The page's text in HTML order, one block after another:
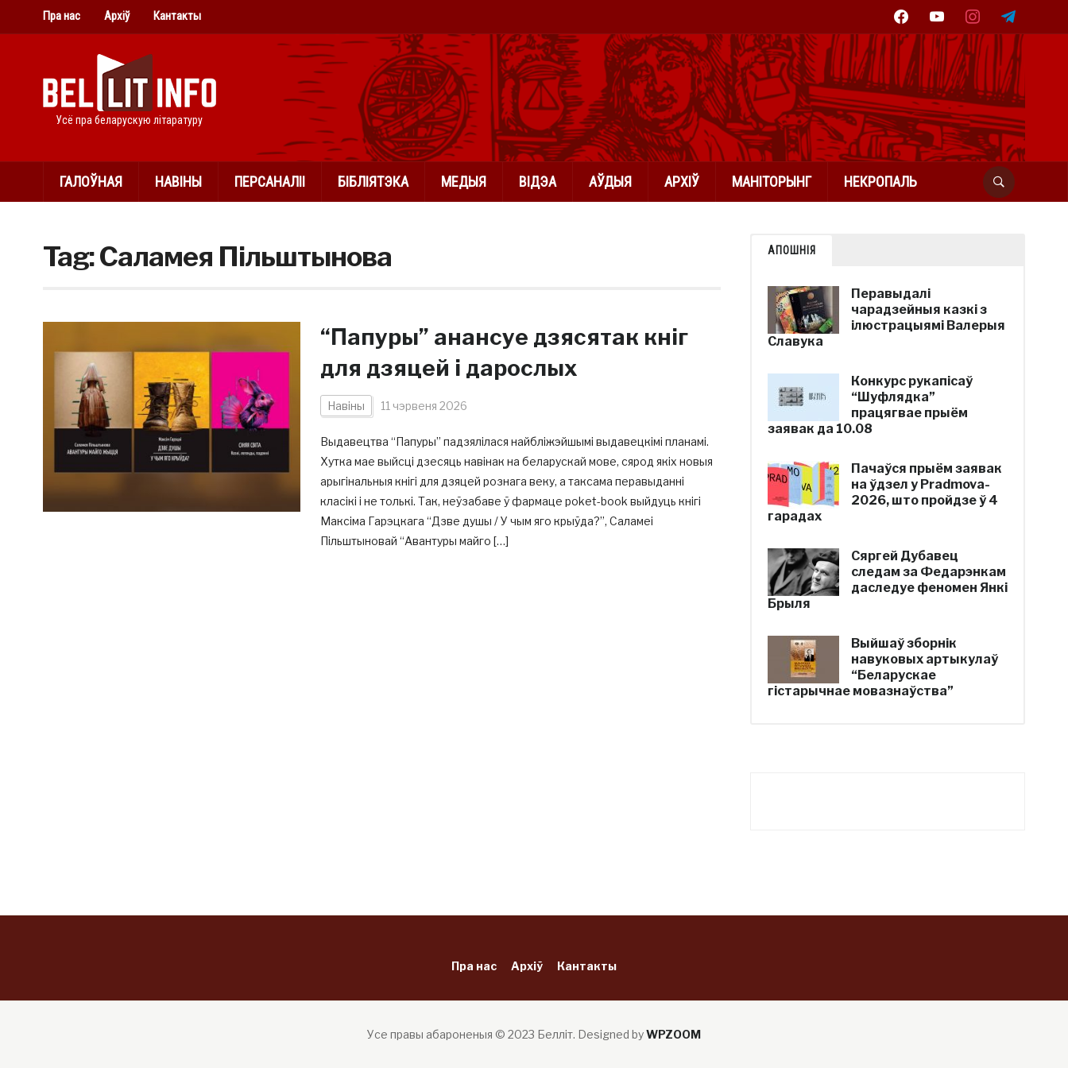
facebookyoutube instagramtelegram
Пра нас Архіў Кантакты
Усё пра беларускую літаратуру
ГАЛОЎНАЯ НАВІНЫ ПЕРСАНАЛІІ БІБЛІЯТЭКА МЕДЫЯ ВІДЭА АЎДЫЯ АРХІЎ МАНІТОРЫНГ НЕКРОПАЛЬ
Tag:Саламея Пільштынова
“Папуры” анансуе дзясятак кніг
для дзяцей і дарослых
Навіны 11 чэрвеня 2026
Выдавецтва “Папуры” падзялілася найбліжэйшымі выдавецкімі планамі.
Хутка мае выйсці дзесяць навінак на беларускай мове, сярод якіх новыя
арыгінальныя кнігі для дзяцей рознага веку, а таксама перавыданні
класікі і не толькі. Так, неўзабаве ў фармаце poket-book выйдуць кнігі
Максіма Гарэцкага “Дзве душы / У чым яго крыўда?”, Саламеі
Пільштыновай “Авантуры майго […]
АПОШНІЯ
Перавыдалі
чарадзейныя казкі з
ілюстрацыямі Валерыя
Славука
Конкурс рукапісаў
“Шуфлядка”
працягвае прыём
заявак да 10.08
Пачаўся прыём заявак
на ўдзел у Pradmova-
2026, што пройдзе ў 4
гарадах
Сяргей Дубавец
следам за Федарэнкам
даследуе феномен Янкі
Брыля
Выйшаў зборнік
навуковых артыкулаў
“Беларускае
гістарычнае мовазнаўства”
Пра нас Архіў Кантакты
Усе правы абароненыя © 2023 Белліт. Designed byWPZOOM